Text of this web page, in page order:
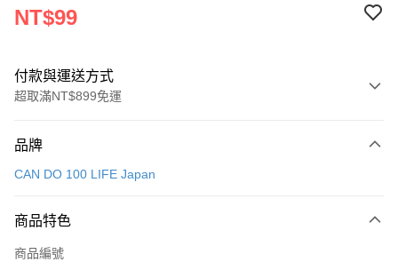
NT$99
付款與運送方式
超取滿NT$899免運
信用卡一次付款
Apple Pay
街口支付
品牌
CAN DO 100 LIFE Japan
商品特色
商品編號